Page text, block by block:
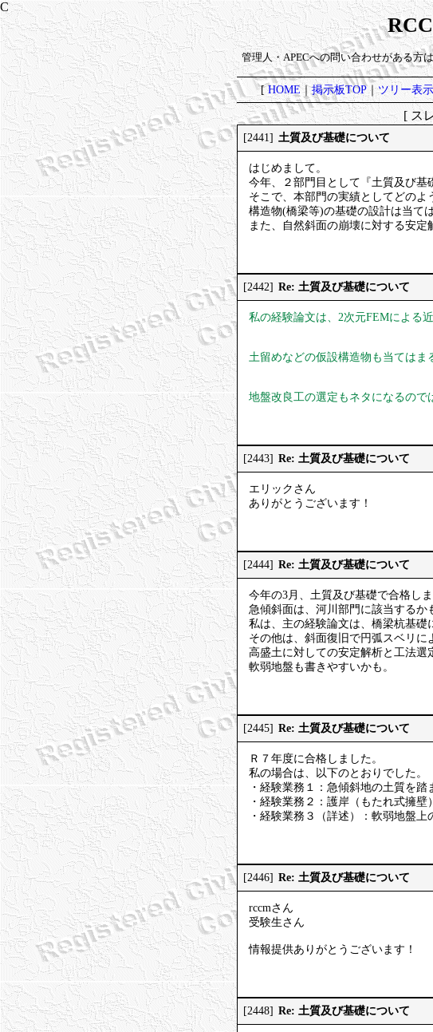
管理人・APECへの問い合わせがある方
[HOME｜掲示板TOP｜ツリー表示
[ ス
[2441] 土質及び基礎について
はじめまして。
今年、２部門目として『土質及び基
そこで、本部門の実績としてどのよ
構造物(橋梁等)の基礎の設計は当て
また、自然斜面の崩壊に対する安
[2442] Re: 土質及び基礎について
私の経験論文は、2次元FEMによる
土留めなどの仮設構造物も当てはま
地盤改良工の選定もネタになるので
[2443] Re: 土質及び基礎について
エリックさん
ありがとうございます！
[2444] Re: 土質及び基礎について
今年の3月、土質及び基礎で合格しま
急傾斜面は、河川部門に該当するか
私は、主の経験論文は、橋梁杭基礎
その他は、斜面復旧で円弧スベリに
高盛土に対しての安定解析と工法選
軟弱地盤も書きやすいかも。
[2445] Re: 土質及び基礎について
Ｒ７年度に合格しました。
私の場合は、以下のとおりでした。
・経験業務１：急傾斜地の土質を
・経験業務２：護岸（もたれ式擁
・経験業務３（詳述）：軟弱地盤
[2446] Re: 土質及び基礎について
rccmさん
受験生さん
情報提供ありがとうございます！
[2448] Re: 土質及び基礎について